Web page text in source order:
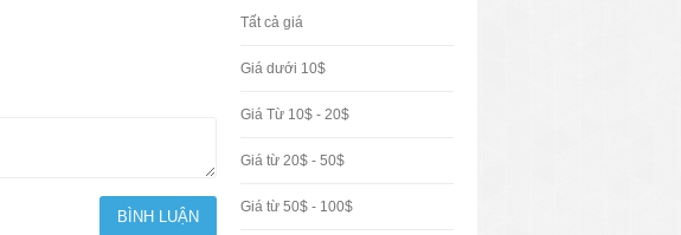
Tất cả giá
Giá dưới 10$
Giá Từ 10$ - 20$
Giá từ 20$ - 50$
Giá từ 50$ - 100$